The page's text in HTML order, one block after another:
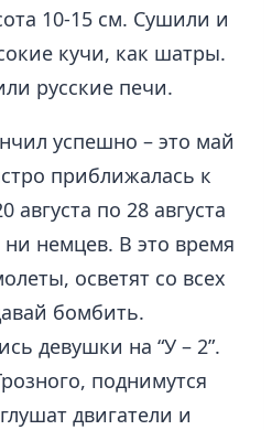
10-15 см. Сушили и
кучи, как шатры.
русские печи.
успешно – это май
приближалась к
по 28 августа
немцев. В это время
осветят со всех
бомбить.
девушки на “У – 2”.
поднимутся
двигатели и